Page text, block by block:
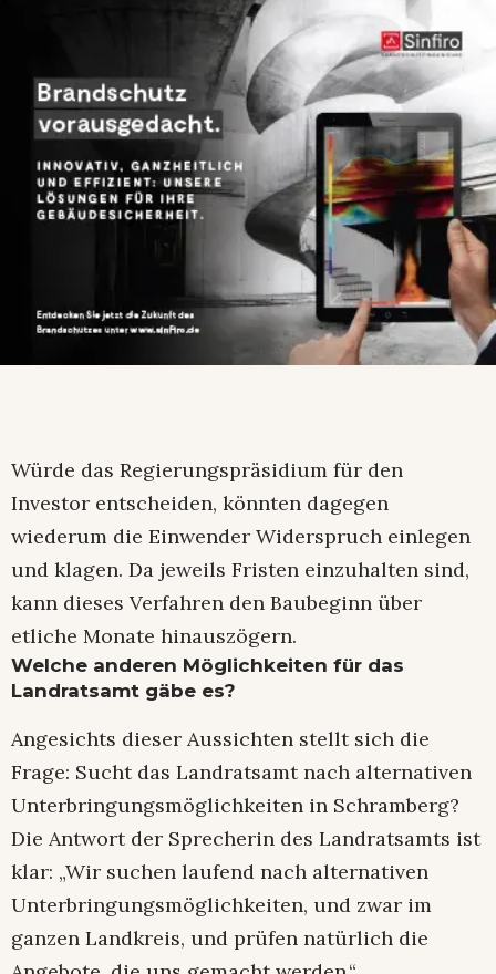
Würde das Regierungspräsidium für den
Investor entscheiden, könnten dagegen
wiederum die Einwender Widerspruch einlegen
und klagen. Da jeweils Fristen einzuhalten sind,
kann dieses Verfahren den Baubeginn über
etliche Monate hinauszögern.
Welche anderen Möglichkeiten für das
Landratsamt gäbe es?
Angesichts dieser Aussichten stellt sich die
Frage: Sucht das Landratsamt nach alternativen
Unterbringungsmöglichkeiten in Schramberg?
Die Antwort der Sprecherin des Landratsamts ist
klar: „Wir suchen laufend nach alternativen
Unterbringungsmöglichkeiten, und zwar im
ganzen Landkreis, und prüfen natürlich die